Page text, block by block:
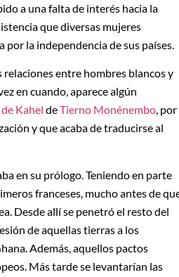
a una falta de interés hacia la
que diversas mujeres
la independencia de sus países.
relaciones entre hombres blancos y
en cuando, aparece algún
Kahel deTierno Monénembo, por
y que acaba de traducirse al
en su prólogo. Teniendo en parte
franceses, mucho antes de
Desde allí se penetró el resto del
de aquellas tierras a los
Además, aquellos pactos
Más tarde se levantarían las